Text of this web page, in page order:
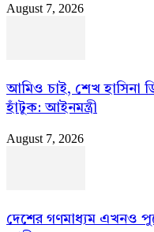
August 7, 2026
আমিও চাই, শেখ হাসিনা
হাঁটুক: আইনমন্ত্রী
August 7, 2026
দেশের গণমাধ্যম এখনও